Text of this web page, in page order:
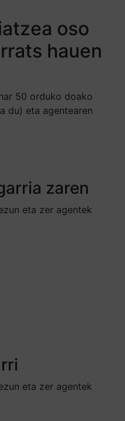
oso
hauen
50 orduko doako
du) eta agentearen
zaren
eta zer agentek
eta zer agentek